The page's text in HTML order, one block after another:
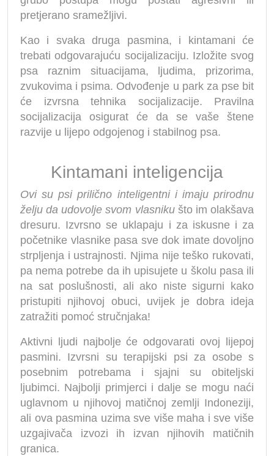
pretjerano sramežljivi.
Kao i svaka druga pasmina, i kintamani će
trebati odgovarajuću socijalizaciju. Izložite svog
psa raznim situacijama, ljudima, prizorima,
zvukovima i psima. Odvođenje u park za pse bit
će izvrsna tehnika socijalizacije. Pravilna
socijalizacija osigurat će da se vaše štene
razvije u lijepo odgojenog i stabilnog psa.
Kintamani inteligencija
Ovi su psi prilično inteligentni i imaju prirodnu
želju da udovolje svom vlasnikušto im olakšava
dresuru. Izvrsno se uklapaju i za iskusne i za
početnike vlasnike pasa sve dok imate dovoljno
strpljenja i ustrajnosti. Njima nije teško rukovati,
pa nema potrebe da ih upisujete u školu pasa ili
na sat poslušnosti, ali ako niste sigurni kako
pristupiti njihovoj obuci, uvijek je dobra ideja
zatražiti pomoć stručnjaka!
Aktivni ljudi najbolje će odgovarati ovoj lijepoj
pasmini. Izvrsni su terapijski psi za osobe s
posebnim potrebama i sjajni su obiteljski
ljubimci. Najbolji primjerci i dalje se mogu naći
uglavnom u njihovoj matičnoj zemlji Indoneziji,
ali ova pasmina uzima sve više maha i sve više
uzgajivača izvozi ih izvan njihovih matičnih
granica.